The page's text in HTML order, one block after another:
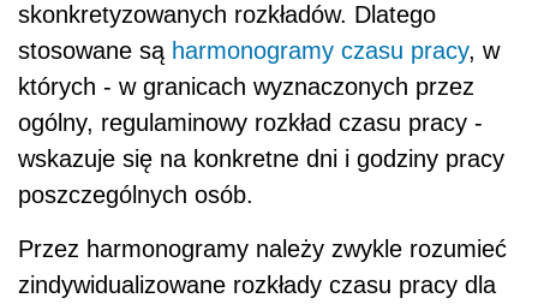
skonkretyzowanych rozkładów. Dlatego
stosowane są harmonogramy czasu pracy, w
których - w granicach wyznaczonych przez
ogólny, regulaminowy rozkład czasu pracy -
wskazuje się na konkretne dni i godziny pracy
poszczególnych osób.
Przez harmonogramy należy zwykle rozumieć
zindywidualizowane rozkłady czasu pracy dla